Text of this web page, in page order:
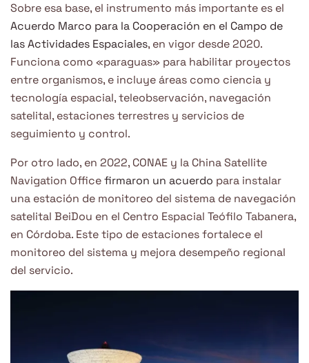
Sobre esa base, el instrumento más importante es el
Acuerdo Marco para la Cooperación en el Campo de
las Actividades Espaciales, en vigor desde 2020.
Funciona como «paraguas» para habilitar proyectos
entre organismos, e incluye áreas como ciencia y
tecnología espacial, teleobservación, navegación
satelital, estaciones terrestres y servicios de
seguimiento y control.
Por otro lado, en 2022, CONAE y la China Satellite
Navigation Officefirmaron un acuerdo para instalar
una estación de monitoreo del sistema de navegación
satelital BeiDou en el Centro Espacial Teófilo Tabanera,
en Córdoba. Este tipo de estaciones fortalece el
monitoreo del sistema y mejora desempeño regional
del servicio.